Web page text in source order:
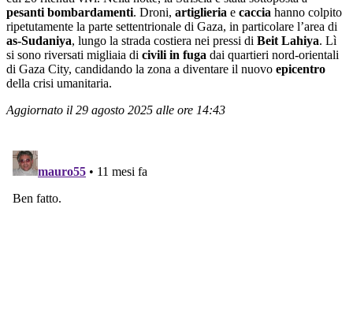
pesanti bombardamenti. Droni, artiglieria e caccia hanno colpito
ripetutamente la parte settentrionale di Gaza, in particolare l’area di
as-Sudaniya, lungo la strada costiera nei pressi di Beit Lahiya. Lì
si sono riversati migliaia di civili in fuga dai quartieri nord-orientali
di Gaza City, candidando la zona a diventare il nuovo epicentro
della crisi umanitaria.
Aggiornato il 29 agosto 2025 alle ore 14:43